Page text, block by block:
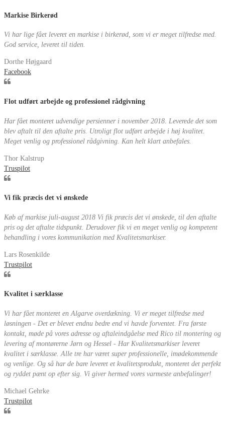
Markise Birkerød
Vi har lige fået leveret en markise i birkerød, som vi er meget tilfredse med.
God service, leveret til tiden.
Dorthe Højgaard
Facebook
Flot udført arbejde og professionel rådgivning
Har fået monteret udvendige persienner i november 2018. Leverede det som
blev aftalt til den aftalte pris. Utroligt flot udført arbejde i høj kvalitet.
Meget venlig og professionel rådgivning. Kan helt klart anbefales.
Thor Kalstrup
Truspilot
Vi fik præcis det vi ønskede
Køb af markise juli-august 2018 Vi fik præcis det vi ønskede, til den aftalte
pris og det aftalte tidspunkt. Derudover fik vi en meget venlig og kompetent
behandling i vores kommunikation med Kvalitetsmarkiser.
Lars Rosenkilde
Trustpilot
Kvalitet i særklasse
Vi har fået monteret en Algarve overdækning. Vi er meget tilfredse med
løsningen - Det er blevet endnu bedre end vi havde forventet. Fra første
kontakt, møde på vores adresse og aftaleindgåelse med Rico til montering og
levering af montørerne Jørn og Hessel - Har Kvalitetsmarkiser leveret
kvalitet i særklasse. Alle tre har været super professionelle, imødekommende
og venlige. Og så har de bare leveret et kvalitetsprodukt, monteret det perfekt
og ryddet pænt op efter sig. Vi giver hermed vores varmeste anbefalinger!
Michael Gehrke
Trustpilot